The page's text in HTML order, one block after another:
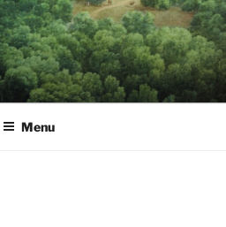
DELL'OPERA
capirle e imparare ad amarle
Menu